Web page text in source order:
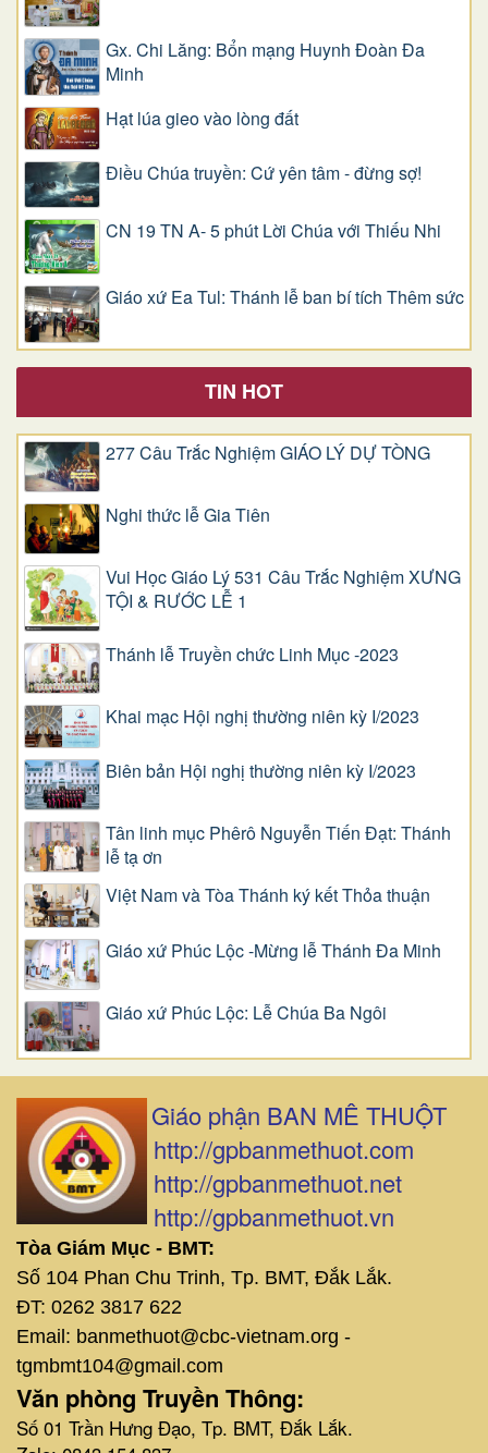
Gx. Chi Lăng: Bổn mạng Huynh Đoàn Đa
Minh
Hạt lúa gieo vào lòng đất
Điều Chúa truyền: Cứ yên tâm - đừng sợ!
CN 19 TN A- 5 phút Lời Chúa với Thiếu Nhi
Giáo xứ Ea Tul: Thánh lễ ban bí tích Thêm sức
TIN HOT
277 Câu Trắc Nghiệm GIÁO LÝ DỰ TÒNG
Nghi thức lễ Gia Tiên
Vui Học Giáo Lý 531 Câu Trắc Nghiệm XƯNG
TỘI & RƯỚC LỄ 1
Thánh lễ Truyền chức Linh Mục -2023
Khai mạc Hội nghị thường niên kỳ I/2023
Biên bản Hội nghị thường niên kỳ I/2023
Tân linh mục Phêrô Nguyễn Tiến Đạt: Thánh
lễ tạ ơn
Việt Nam và Tòa Thánh ký kết Thỏa thuận
Giáo xứ Phúc Lộc -Mừng lễ Thánh Đa Minh
Giáo xứ Phúc Lộc: Lễ Chúa Ba Ngôi
Giáo phận BAN MÊ THUỘT
http://gpbanmethuot.com
http://gpbanmethuot.net
http://gpbanmethuot.vn
Tòa Giám Mục - BMT:
Số 104 Phan Chu Trinh, Tp. BMT, Đắk Lắk.
ĐT: 0262 3817 622
Email: banmethuot@cbc-vietnam.org -
tgmbmt104@gmail.com
Văn phòng Truyền Thông:
Số 01 Trần Hưng Đạo, Tp. BMT, Đắk Lắk.